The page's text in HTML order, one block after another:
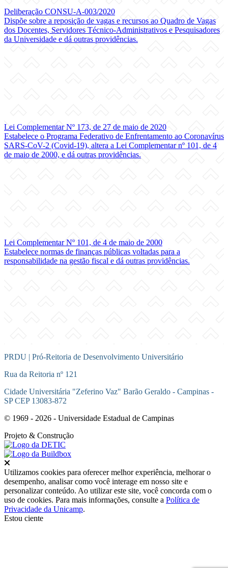
Deliberação CONSU-A-003/2020
Dispõe sobre a reposição de vagas e recursos ao Quadro de Vagas
dos Docentes, Servidores Técnico-Administrativos e Pesquisadores
da Universidade e dá outras providências.
Lei Complementar Nº 173, de 27 de maio de 2020
Estabelece o Programa Federativo de Enfrentamento ao Coronavírus
SARS-CoV-2 (Covid-19), altera a Lei Complementar nº 101, de 4
de maio de 2000, e dá outras providências.
Lei Complementar Nº 101, de 4 de maio de 2000
Estabelece normas de finanças públicas voltadas para a
responsabilidade na gestão fiscal e dá outras providências.
PRDU | Pró-Reitoria de Desenvolvimento Universitário
Rua da Reitoria nº 121
Cidade Universitária "Zeferino Vaz" Barão Geraldo - Campinas -
SP CEP 13083-872
© 1969 - 2026 - Universidade Estadual de Campinas
Projeto & Construção
Utilizamos cookies para oferecer melhor experiência, melhorar o
desempenho, analisar como você interage em nosso site e
personalizar conteúdo. Ao utilizar este site, você concorda com o
uso de cookies. Para mais informações, consulte a Política de
Privacidade da Unicamp.
Estou ciente